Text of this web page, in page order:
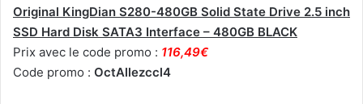
Original KingDian S280-480GB Solid State Drive 2.5 inch
SSD Hard Disk SATA3 Interface – 480GB BLACK
Prix avec le code promo : 116,49€
Code promo : OctAllezccl4